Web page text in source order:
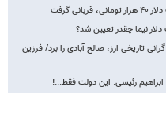
گرفت
نیما چقدر تعیین شد؟
تاریخی ارز، صالح آبادی را برد/ فرزین
ابراهیم رئیسی: این دولت فقط...!